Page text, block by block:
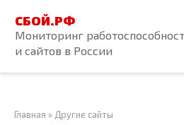
контенту
СБОЙ.РФ
Мониторинг
и сайтов в России
Главная » Другие сайты